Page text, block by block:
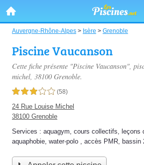
Auvergne-Rhône-Alpes > Isère > Grenoble
Piscine Vaucanson
Cette fiche présente "Piscine Vaucanson",
michel, 38100 Grenoble.
3,0 étoiles sur 5 (58)
24 Rue Louise Michel
38100 Grenoble
Services : aquagym, cours collectifs, leçons
aquaphobie, water-polo , accès PMR, bassin